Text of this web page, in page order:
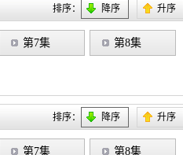
排序： 降序 升序
第7集 第8集
排序： 降序 升序
第7集 第8集